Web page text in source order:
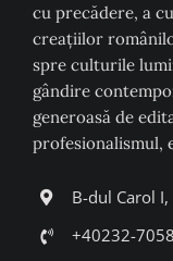
cu precădere, a
creaţiilor
spre culturile
gândire
generoasă de
profesionalismul,
B-dul Carol
+40232-